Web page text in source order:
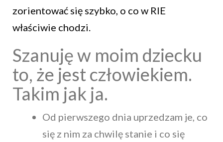
zorientować się szybko, o co w RIE
właściwie chodzi.
Szanuję w moim dziecku
to, że jest człowiekiem.
Takim jak ja.
Od pierwszego dnia uprzedzam je, co
się z nim za chwilę stanie i co się